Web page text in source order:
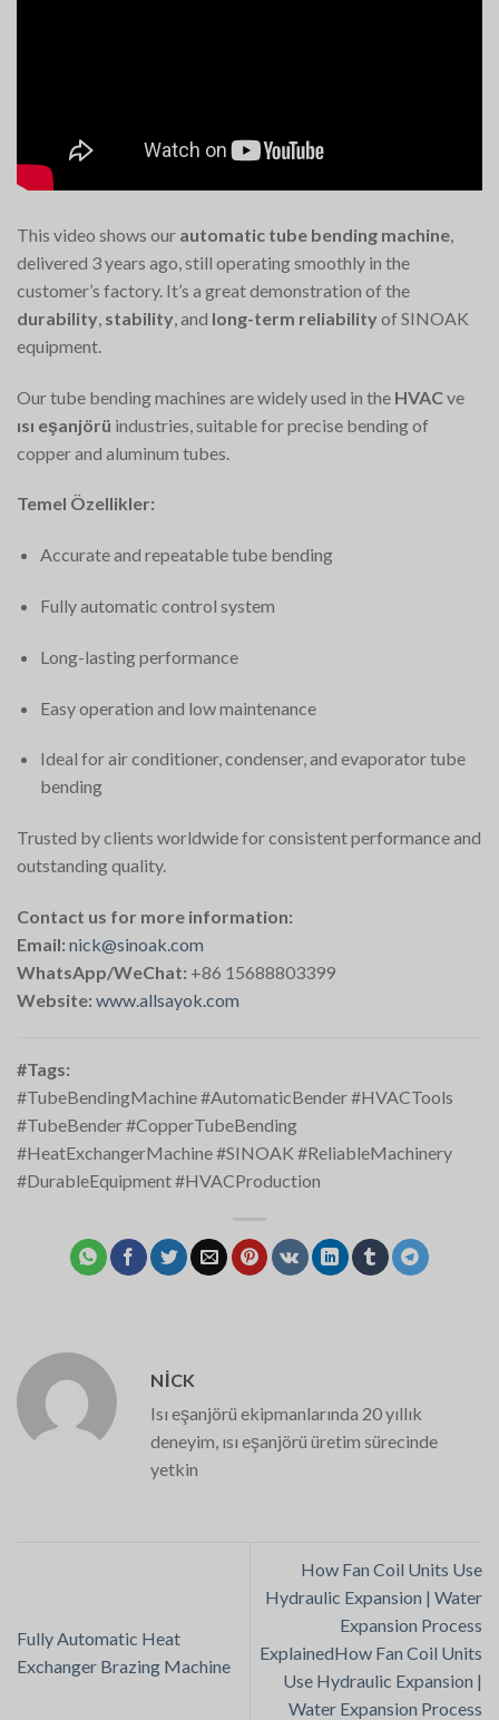
This video shows our automatic tube bending machine
delivered 3 years ago, still operating smoothly in the
customer’s factory. It’s a great demonstration of the
durability stability , and long-term reliabilityof SINOAK
equipment.
Our tube bending machines are widely used in the HVACve
ısı eşanjörü industries, suitable for precise bending of
copper and aluminum tubes.
Temel Özellikler:
Accurate and repeatable tube bending
Fully automatic control system
Long-lasting performance
Easy operation and low maintenance
Ideal for air conditioner, condenser, and evaporator tube
bending
Trusted by clients worldwide for consistent performance and
outstanding quality.
Contact us for more information:
Email: nick@sinoak.com
WhatsApp/WeChat: +86 15688803399
Website: www.allsayok.com
#Tags:
#TubeBendingMachine #AutomaticBender #HVACTools
#TubeBender #CopperTubeBending
#HeatExchangerMachine #SINOAK #ReliableMachinery
#DurableEquipment #HVACProduction
NICK
Isı eşanjörü ekipmanlarında 20 yıllık
deneyim, ısı eşanjörü üretim sürecinde
yetkin
Fully Automatic Heat
Exchanger Brazing Machine
How Fan Coil Units Use
Hydraulic Expansion | Water
Expansion Process
ExplainedHow Fan Coil Units
Use Hydraulic Expansion |
Water Expansion Process